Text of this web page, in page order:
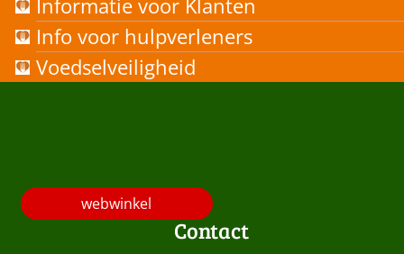
Informatie voor Klanten
Info voor hulpverleners
Voedselveiligheid
webwinkel
Contact